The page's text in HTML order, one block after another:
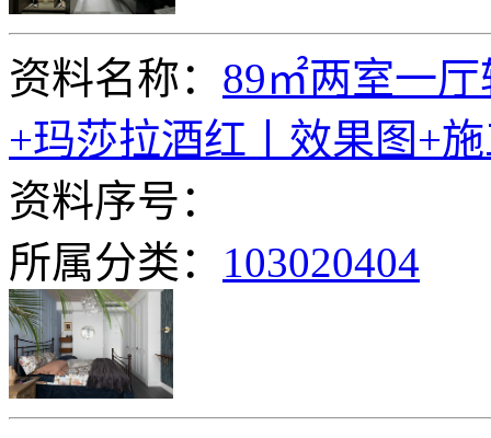
资料名称： 89㎡两室一
+玛莎拉酒红丨效果图+
资料序号：
所属分类： 103020404